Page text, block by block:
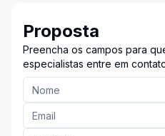
Proposta
Preencha os campos para
especialistas entre em